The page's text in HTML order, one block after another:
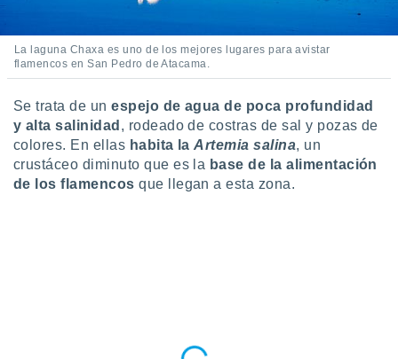
en
en
La laguna Chaxa es uno de los mejores lugares para avistar
flamencos en San Pedro de Atacama.
Se trata de unespejo de agua de poca profundidad
y alta salinidad , rodeado de costras de sal y pozas de
colores. En ellas habita laArtemia salina, un
crustáceo diminuto que es la base de la alimentación
de los flamencosque llegan a esta zona.